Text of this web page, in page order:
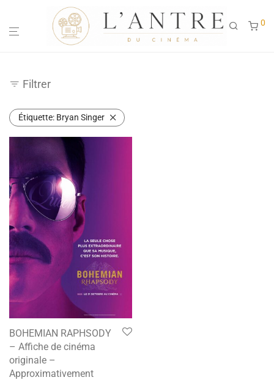
0
Filtrer
Étiquette: Bryan Singer
BOHEMIAN RAPHSODY
– Affiche de cinéma
originale –
Approximativement